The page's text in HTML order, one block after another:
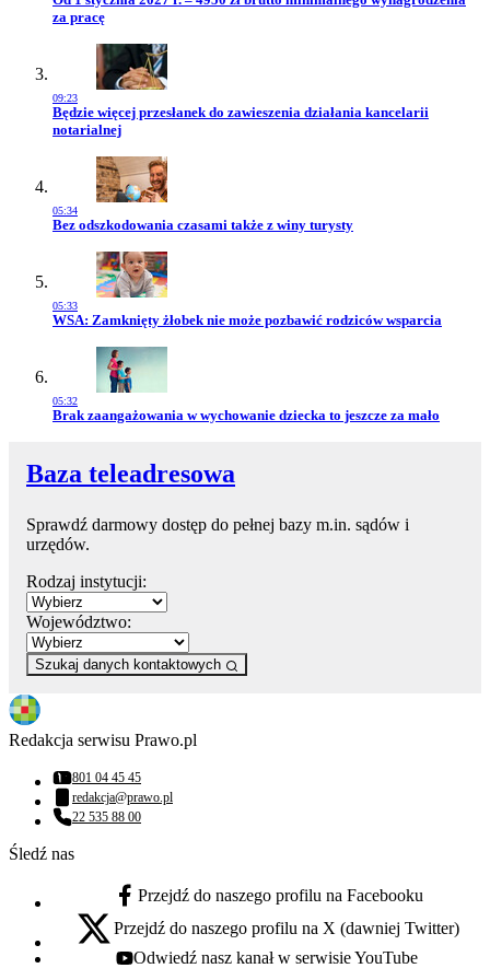
za pracę
09:23
Przejdź do artykułu:
Będzie więcej przesłanek do zawieszenia działania kancelarii
notarialnej
05:34
Przejdź do artykułu:
Bez odszkodowania czasami także z winy turysty
05:33
Przejdź do artykułu:
WSA: Zamknięty żłobek nie może pozbawić rodziców wsparcia
05:32
Przejdź do artykułu:
Brak zaangażowania w wychowanie dziecka to jeszcze za mało
Baza teleadresowa
Sprawdź darmowy dostęp do pełnej bazy m.in. sądów i
urzędów.
Rodzaj instytucji:
Województwo:
Szukaj danych kontaktowych
Redakcja serwisu Prawo.pl
Numer telefonu:
801 04 45 45
Adres email:
redakcja@prawo.pl
Numer telefonu:
22 535 88 00
Śledź nas
facebook - otwiera się w nowej karcie
Przejdź do naszego profilu na Facebooku
x - otwiera się w nowej karcie
Przejdź do naszego profilu na X (dawniej Twitter)
youtube - otwiera się w nowej karcie
Odwiedź nasz kanał w serwisie YouTube